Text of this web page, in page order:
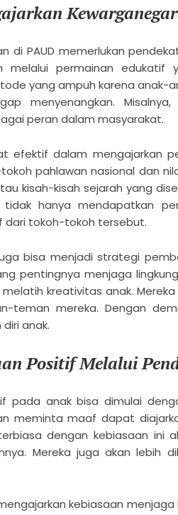
di PAUD memerlukan
permainan edukatif
yang ampuh karena anak-
menyenangkan.
peran dalam masyarakat.
efektif dalam mengajarkan
pahlawan nasional dan
kisah-kisah sejarah yang
hanya mendapatkan
dari tokoh-tokoh tersebut.
bisa menjadi strategi
pentingnya menjaga
kreativitas anak.
teman mereka. Dengan
anak.
Positif Melalui
pada anak bisa dimulai
meminta maaf dapat
dengan kebiasaan ini
Mereka juga akan lebih
kebiasaan